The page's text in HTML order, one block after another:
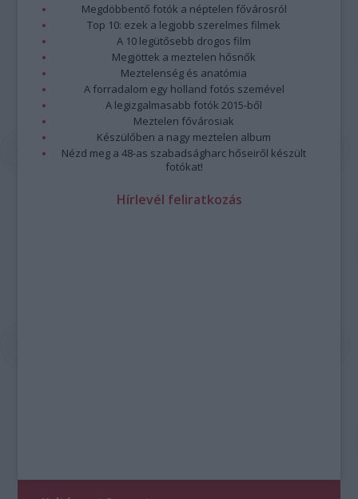
Megdöbbentő fotók a néptelen fővárosról
Top 10: ezek a legjobb szerelmes filmek
A 10 legütősebb drogos film
Megjöttek a meztelen hősnők
Meztelenség és anatómia
A forradalom egy holland fotós szemével
A legizgalmasabb fotók 2015-ből
Meztelen fővárosiak
Készülőben a nagy meztelen album
Nézd meg a 48-as szabadságharc hőseiről készült
fotókat!
Hírlevél feliratkozás